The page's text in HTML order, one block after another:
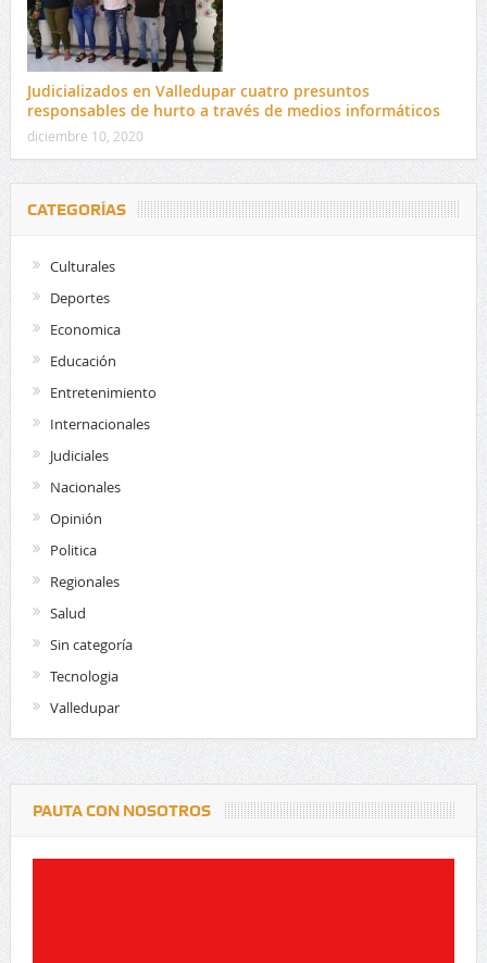
Judicializados en Valledupar cuatro presuntos
responsables de hurto a través de medios informáticos
diciembre 10, 2020
CATEGORÍAS
Culturales
Deportes
Economica
Educación
Entretenimiento
Internacionales
Judiciales
Nacionales
Opinión
Politica
Regionales
Salud
Sin categoría
Tecnologia
Valledupar
PAUTA CON NOSOTROS